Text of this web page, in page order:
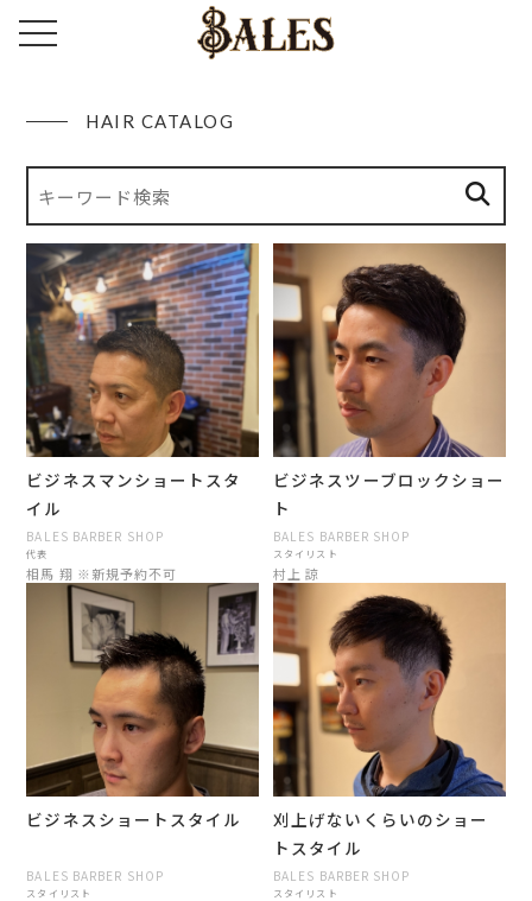
toggle navigation
HAIR CATALOG
ビジネスマンショートスタ
イル
BALES BARBER SHOP
代表
相馬 翔 ※新規予約不可
ビジネスツーブロックショー
ト
BALES BARBER SHOP
スタイリスト
村上 諒
ビジネスショートスタイル
BALES BARBER SHOP
スタイリスト
刈上げないくらいのショー
トスタイル
BALES BARBER SHOP
スタイリスト